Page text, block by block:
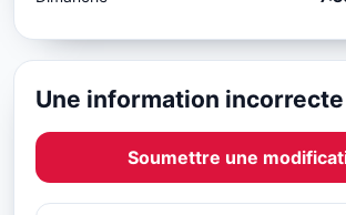
Une information incorrecte
Soumettre une